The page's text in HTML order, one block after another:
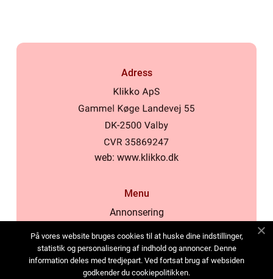
Adress
web: www.klikko.dk
Menu
Annonsering
Cookies
Kontakta oss
På vores website bruges cookies til at huske dine indstillinger,
statistik og personalisering af indhold og annoncer. Denne
information deles med tredjepart. Ved fortsat brug af websiden
godkender du cookiepolitikken.